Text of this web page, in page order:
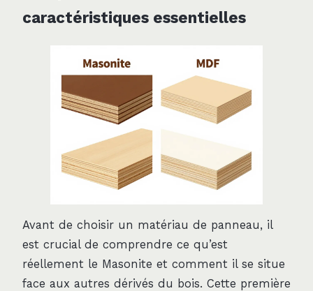
caractéristiques essentielles
Avant de choisir un matériau de panneau, il
est crucial de comprendre ce qu’est
réellement le Masonite et comment il se situe
face aux autres dérivés du bois. Cette première